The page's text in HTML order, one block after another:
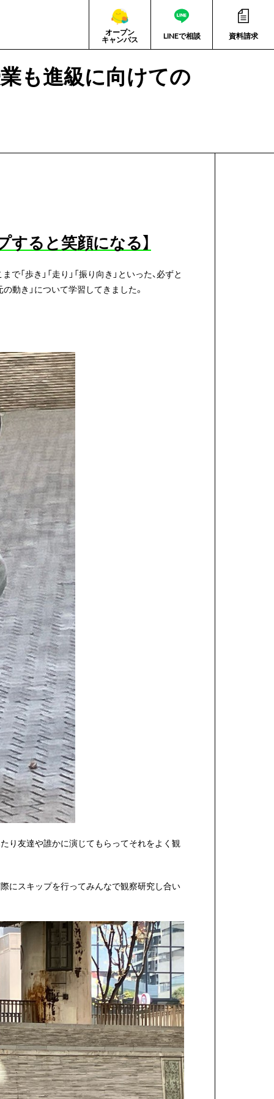
オープン
キャンパス LINEで相談 資料請求
も進級に向けての
ると笑顔になる】
歩き」「走り」「振り向き」といった、必ずと
動き」について学習してきました。
り友達や誰かに演じてもらってそれをよく観
にスキップを行ってみんなで観察研究し合い